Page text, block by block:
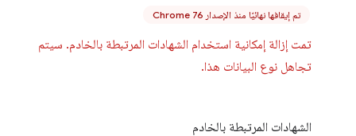
تم إيقافها نهائيًا منذ الإصدار Chrome 76
تمت إزالة إمكانية استخدام الشهادات المرتبطة بالخادم. سيتم
تجاهل نوع البيانات هذا.
الشهادات المرتبطة بالخادم